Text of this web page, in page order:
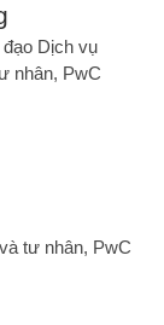
Dịch vụ
nhân, PwC
tư nhân, PwC